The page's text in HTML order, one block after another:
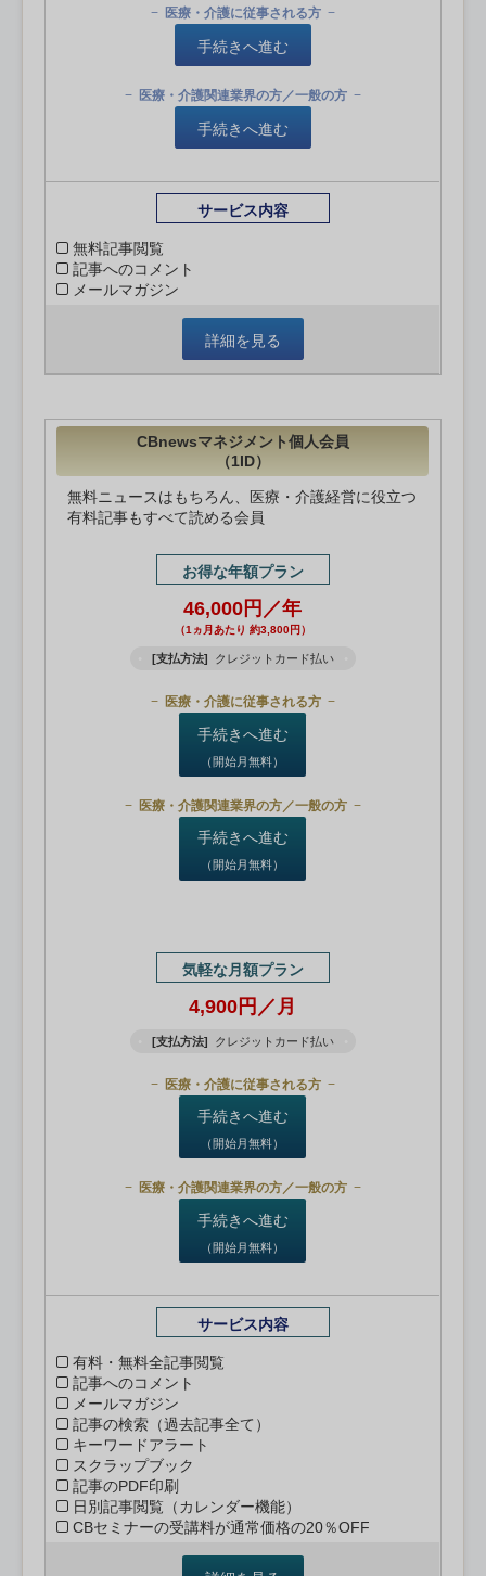
医療・介護に従事される方
手続きへ進む
医療・介護関連業界の方／一般の方
手続きへ進む
サービス内容
無料記事閲覧
記事へのコメント
メールマガジン
詳細を見る
CBnewsマネジメント個人会員
（1ID）
無料ニュースはもちろん、医療・介護経営に役立つ
有料記事もすべて読める会員
お得な年額プラン
46,000円／年
（1ヵ月あたり 約3,800円）
[支払方法] クレジットカード払い
医療・介護に従事される方
手続きへ進む
（開始月無料）
医療・介護関連業界の方／一般の方
手続きへ進む
（開始月無料）
気軽な月額プラン
4,900円／月
[支払方法] クレジットカード払い
医療・介護に従事される方
手続きへ進む
（開始月無料）
医療・介護関連業界の方／一般の方
手続きへ進む
（開始月無料）
サービス内容
有料・無料全記事閲覧
記事へのコメント
メールマガジン
記事の検索（過去記事全て）
キーワードアラート
スクラップブック
記事のPDF印刷
日別記事閲覧（カレンダー機能）
CBセミナーの受講料が通常価格の20％OFF